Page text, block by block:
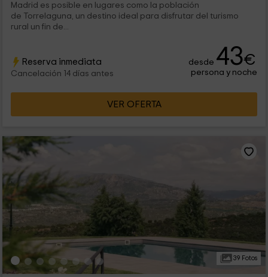
Madrid es posible en lugares como la población
de Torrelaguna, un destino ideal para disfrutar del turismo
rural un fin de...
Reserva inmediata
Cancelación 14 días antes
desde 43€
persona y noche
VER OFERTA
39 Fotos